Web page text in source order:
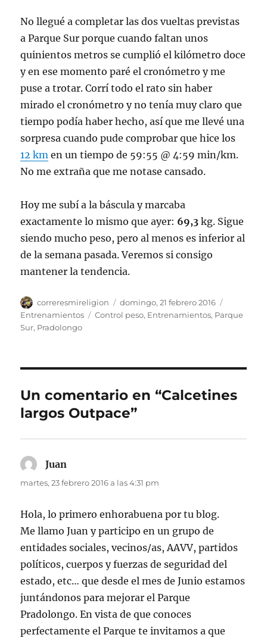
No llegué a completar las dos vueltas previstas
a Parque Sur porque cuando faltan unos
quinientos metros se cumplió el kilómetro doce
y en ese momento paré el cronómetro y me
puse a trotar. Corrí todo el rato sin haber
mirado el cronómetro y no tenía muy claro que
tiempo podía haber hecho, así que me llevé una
sorpresa cuando pude comprobar que hice los
12 km en un tiempo de 59:55 @ 4:59 min/km.
No me extraña que me notase cansado.
Hoy me subí a la báscula y marcaba
exactamente lo mismo que ayer: 69,3 kg. Sigue
siendo mucho peso, pero al menos es inferior al
de la semana pasada. Veremos si consigo
mantener la tendencia.
Autor
correresmireligion
Publicado
el
domingo, 21 febrero 2016
Entrenamientos
Etiquetas
Control peso, Entrenamientos, Parque
Sur, Pradolongo
Un comentario en “Calcetines
largos Outpace”
Juan
martes, 23 febrero 2016 a las 4:31 pm
Hola, lo primero enhorabuena por tu blog.
Me llamo Juan y participo en un grupo de
entidades sociales, vecinos/as, AAVV, partidos
políticos, cuerpos y fuerzas de seguridad del
estado, etc… que desde el mes de Junio estamos
juntándonos para mejorar el Parque
Pradolongo. En vista de que conoces
perfectamente el Parque te invitamos a que